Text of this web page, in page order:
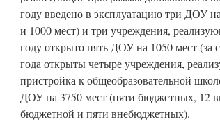
году введено в эксплуатацию три ДОУ
и 1000 мест) и три учреждения,
году открыто пять ДОУ на 1050 мест (за
года открыты четыре учреждения,
пристройка к общеобразовательной
ДОУ на 3750 мест (пяти бюджетных, 12
бюджетной и пяти внебюджетных).